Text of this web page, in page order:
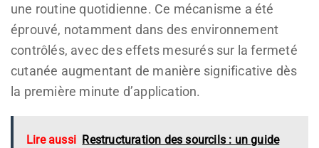
une routine quotidienne. Ce mécanisme a été
éprouvé, notamment dans des environnement
contrôlés, avec des effets mesurés sur la fermeté
cutanée augmentant de manière significative dès
la première minute d’application.
Lire aussi Restructuration des sourcils : un guide